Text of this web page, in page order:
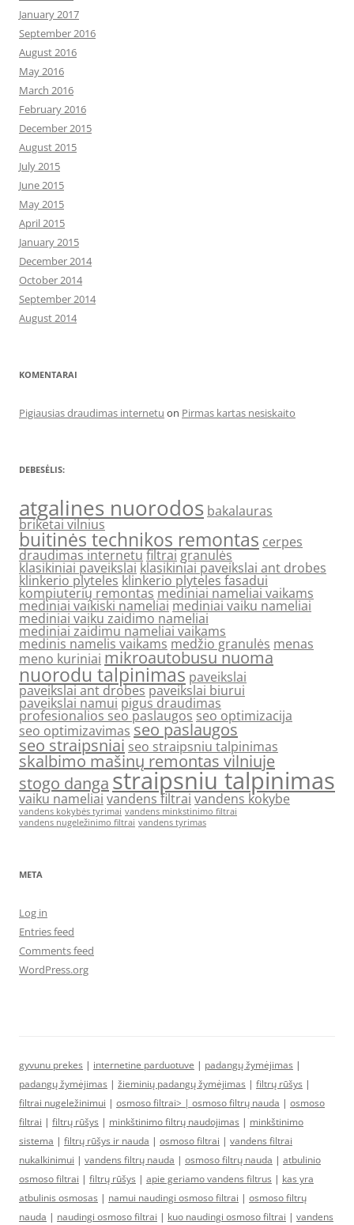
January 2017
September 2016
August 2016
May 2016
March 2016
February 2016
December 2015
August 2015
July 2015
June 2015
May 2015
April 2015
January 2015
December 2014
October 2014
September 2014
August 2014
KOMENTARAI
Pigiausias draudimas internetu on Pirmas kartas nesiskaito
DEBESĖLIS:
atgalines nuorodos bakalauras
briketai vilnius
buitinės technikos remontas cerpes
draudimas internetufiltraigranulės
klasikiniai paveikslai klasikiniai paveikslai ant drobes
klinkerio plyteles klinkerio plyteles fasadui
kompiuterių remontas mediniai nameliai vaikams
mediniai vaikiski nameliai mediniai vaiku nameliai
mediniai vaiku zaidimo nameliai
mediniai zaidimu nameliai vaikams
medinis namelis vaikams medžio granulės menas
meno kuriniai mikroautobusu nuoma
nuorodu talpinimas paveikslai
paveikslai ant drobespaveikslai biurui
paveikslai namui pigus draudimas
profesionalios seo paslaugos seo optimizacija
seo optimizavimas seo paslaugos
seo straipsniai seo straipsniu talpinimas
skalbimo mašinų remontas vilniuje
stogo danga straipsniu talpinimas
vaiku nameliai vandens filtrai vandens kokybe
vandens kokybės tyrimai vandens minkstinimo filtrai
vandens nugeležinimo filtrai vandens tyrimas
META
Log in
Entries feed
Comments feed
WordPress.org
gyvunu prekes | internetine parduotuve | padangų žymėjimas |
padangų žymėjimas | žieminių padangų žymėjimas | filtrų rūšys |
filtrai nugeležinimui | osmoso filtrai> | osmoso filtrų nauda | osmoso
filtrai | filtrų rūšys | minkštinimo filtrų naudojimas | minkštinimo
sistema | filtrų rūšys ir nauda | osmoso filtrai | vandens filtrai
nukalkinimui | vandens filtrų nauda | osmoso filtrų nauda | atbulinio
osmoso filtrai | filtrų rūšys | apie geriamo vandens filtrus | kas yra
atbulinis osmosas | namui naudingi osmoso filtrai | osmoso filtrų
nauda | naudingi osmoso filtrai | kuo naudingi osmoso filtrai | vandens